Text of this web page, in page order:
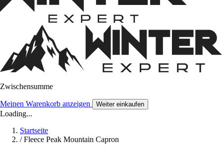
Zwischensumme
Meinen Warenkorb anzeigen Weiter einkaufen
Loading...
Startseite
/ Fleece Peak Mountain Capron